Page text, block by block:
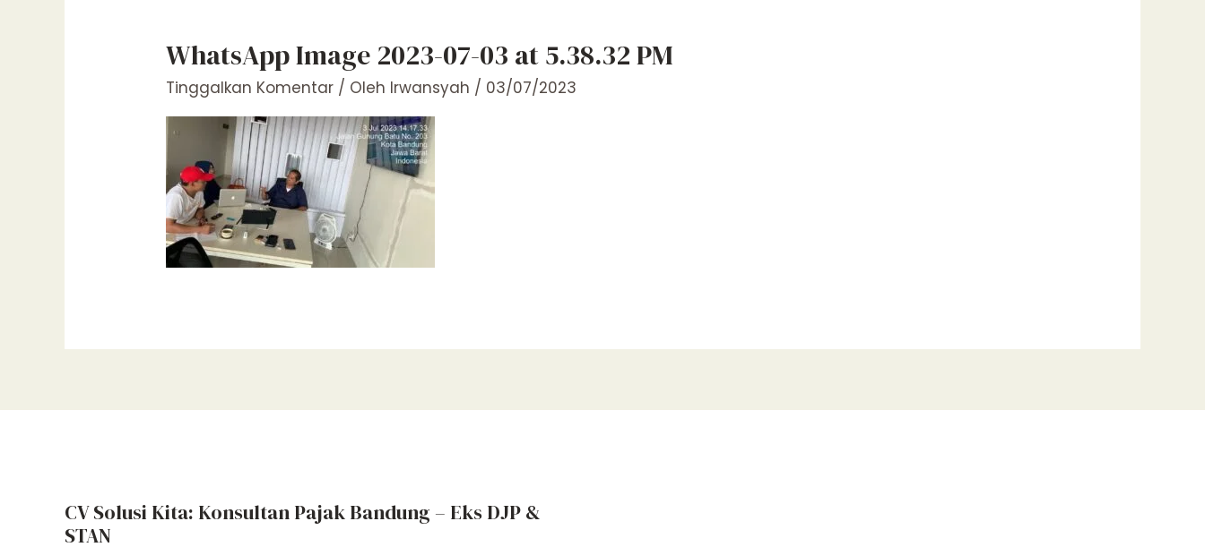
WhatsApp Image 2023-07-03 at 5.38.32 PM
Tinggalkan Komentar / Oleh Irwansyah / 03/07/2023
CV Solusi Kita: Konsultan Pajak Bandung – Eks DJP &
STAN